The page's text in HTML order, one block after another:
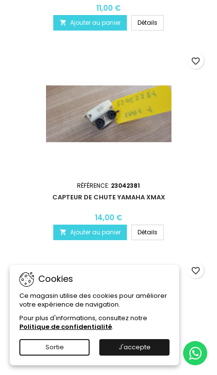
11,00 €
 Ajouter au panier Détails
RÉFÉRENCE: 23042381
CAPTEUR DE CHUTE YAMAHA XMAX
14,00 €
 Ajouter au panier Détails
favorite_border
favorite_border
Cookies
Ce magasin utilise des cookies pour améliorer
votre expérience de navigation.
Pour plus d'informations, consultez notre
Politique de confidentialité.
Sortie J'accepte